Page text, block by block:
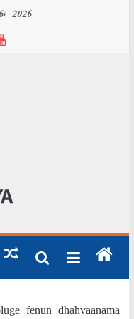
2026
fenun dhahvaanama